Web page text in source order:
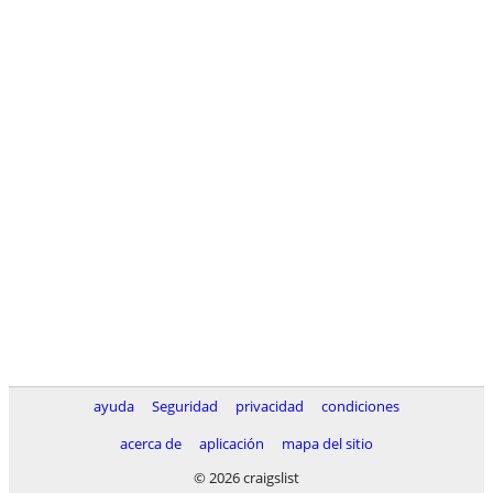
ayuda Seguridad privacidad
condiciones
acerca de
aplicación
mapa del sitio
© 2026 craigslist